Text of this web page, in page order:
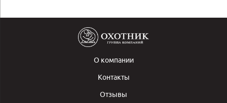
О компании
Контакты
Отзывы